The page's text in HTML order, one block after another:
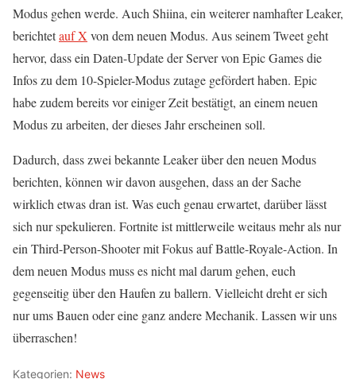
Modus gehen werde. Auch Shiina, ein weiterer namhafter Leaker,
berichtetauf X von dem neuen Modus. Aus seinem Tweet geht
hervor, dass ein Daten-Update der Server von Epic Games die
Infos zu dem 10-Spieler-Modus zutage gefördert haben. Epic
habe zudem bereits vor einiger Zeit bestätigt, an einem neuen
Modus zu arbeiten, der dieses Jahr erscheinen soll.
Dadurch, dass zwei bekannte Leaker über den neuen Modus
berichten, können wir davon ausgehen, dass an der Sache
wirklich etwas dran ist. Was euch genau erwartet, darüber lässt
sich nur spekulieren. Fortnite ist mittlerweile weitaus mehr als nur
ein Third-Person-Shooter mit Fokus auf Battle-Royale-Action. In
dem neuen Modus muss es nicht mal darum gehen, euch
gegenseitig über den Haufen zu ballern. Vielleicht dreht er sich
nur ums Bauen oder eine ganz andere Mechanik. Lassen wir uns
überraschen!
Kategorien: News